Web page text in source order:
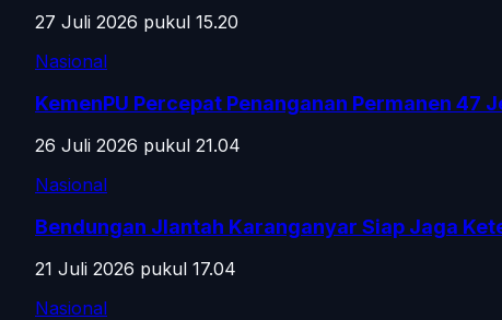
27 Juli 2026 pukul 15.20
Nasional
KemenPU Percepat Penanganan Permanen 47
26 Juli 2026 pukul 21.04
Nasional
Bendungan Jlantah Karanganyar Siap Jaga
21 Juli 2026 pukul 17.04
Nasional